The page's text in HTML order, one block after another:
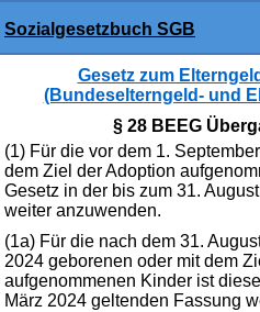
Sozialgesetzbuch SGB
Gesetz zum
(Bundeselterngeld- und
§ 28 BEEG
(1) Für die vor dem 1.
dem Ziel der Adoption
Gesetz in der bis zum 31.
weiter anzuwenden.
(1a) Für die nach dem 31.
2024 geborenen oder mit dem
aufgenommenen Kinder ist
März 2024 geltenden Fassung